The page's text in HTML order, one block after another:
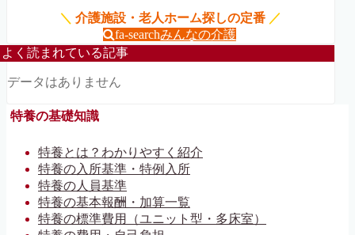
＼ 介護施設・老人ホーム探しの定番 ／
fa-searchみんなの介護
よく読まれている記事
データはありません
特養の基礎知識
特養とは？わかりやすく紹介
特養の入所基準・特例入所
特養の人員基準
特養の基本報酬・加算一覧
特養の標準費用（ユニット型・多床室）